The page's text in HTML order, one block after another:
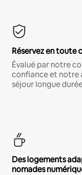
Réservez en toute
Évalué par notre
confiance et notre
séjour longue
Des logements
nomades